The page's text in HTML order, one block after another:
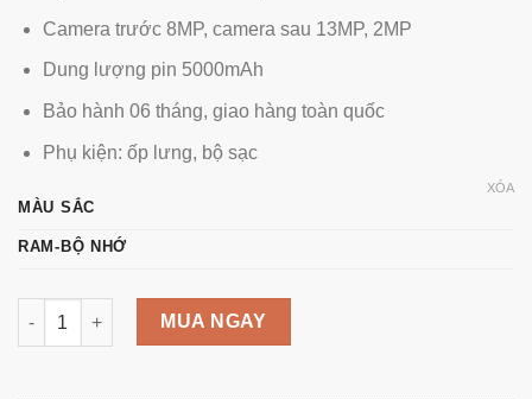
Camera trước 8MP, camera sau 13MP, 2MP
Dung lượng pin 5000mAh
Bảo hành 06 tháng, giao hàng toàn quốc
Phụ kiện: ốp lưng, bộ sạc
MÀU SẮC
RAM-BỘ NHỚ
XÓA
Oppo A76 RAM 4GB bộ nhớ 64GB số lượng
MUA NGAY